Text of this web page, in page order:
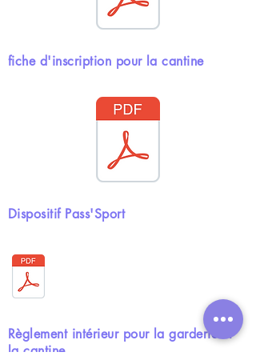
fiche d'inscription pour la cantine
Dispositif Pass'Sport
Règlement intérieur pour la garderie et
la cantine